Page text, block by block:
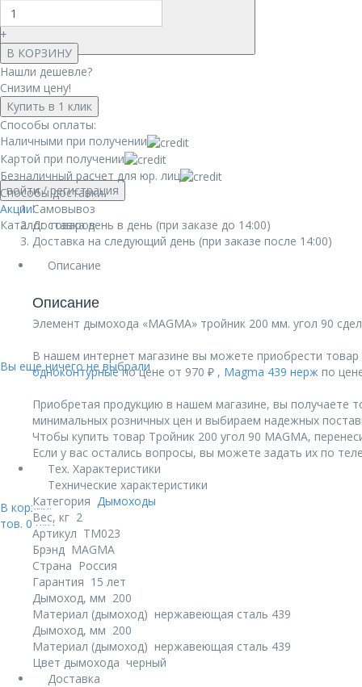
войти/ регистрация
Акции!
Каталог товаров
Вы еще ничего не выбрали
В корзине:
тов. 0руб.
+
В КОРЗИНУ
Нашли дешевле?
Снизим цену!
Купить в 1 клик
Способы оплаты:
Наличными при получении
Картой при получении
Безналичный расчет для юр. лиц
Способы доставки:
Самовывоз
Доставка день в день (при заказе до 14:00)
Доставка на следующий день (при заказе после 14:00)
Описание
Описание
Элемент дымохода «MAGMA» тройник 200 мм. угол 90
В нашем интернет магазине вы можете приобрести
одноконтурныепо цене от 970 ₽ , Magma 439 нерж по
Приобретая продукцию в нашем магазине, вы получаете
минимальных розничных цен и выбираем надежных
Чтобы купить товар Тройник 200 угол 90 MAGMА,
Если у вас остались вопросы, вы можете задать их по
Тех. Характеристики
Технические характеристики
Категория Дымоходы
Вес, кг 2
Артикул TM023
Брэнд MAGMA
Страна Россия
Гарантия 15 лет
Дымоход, мм 200
Материал (дымоход) нержавеющая сталь 439
Дымоход, мм 200
Материал (дымоход) нержавеющая сталь 439
Цвет дымохода черный
Доставка